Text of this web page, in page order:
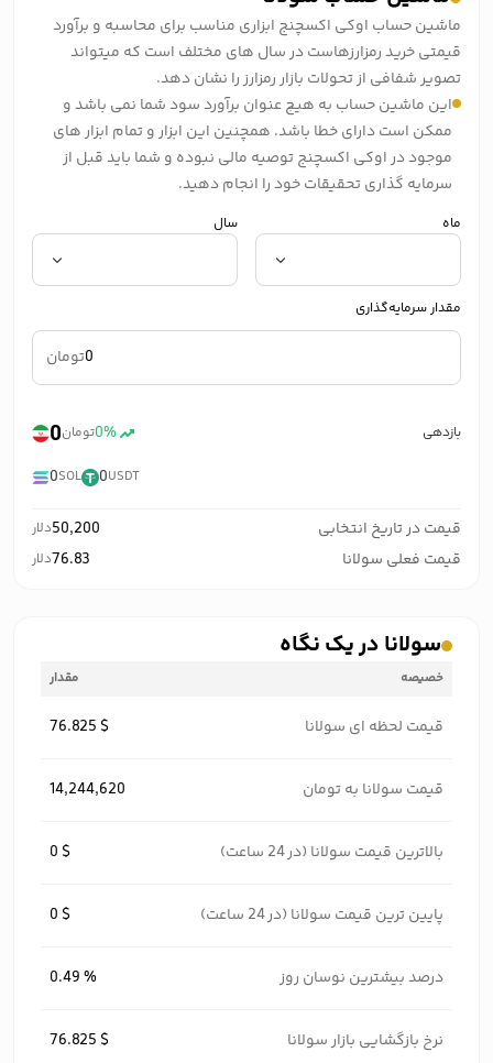
ماشین حساب اوکی اکسچنج ابزاری مناسب برای محاسبه و برآورد
قیمتی خرید رمزارزهاست در سال های مختلف است که میتواند
تصویر شفافی از تحولات بازار رمزارز را نشان دهد.
این ماشین حساب به هیچ عنوان برآورد سود شما نمی باشد و
ممکن است دارای خطا باشد. همچنین این ابزار و تمام ابزار های
موجود در اوکی اکسچنج توصیه مالی نبوده و شما باید قبل از
سرمایه گذاری تحقیقات خود را انجام دهید.
ماه سال
مقدار سرمایه‌گذاری
تومان
بازدهی 0%تومان0
USDT
0
SOL
0
قیمت در تاریخ انتخابی 50,200دلار
قیمت فعلی سولانا 76.83دلار
سولانا در یک نگاه
خصیصه مقدار
قیمت لحظه ای سولانا 76.825 $
قیمت سولانا به تومان 14,244,620
بالاترین قیمت سولانا (در 24 ساعت) 0 $
پایین ترین قیمت سولانا (در 24 ساعت) 0 $
درصد بیشترین نوسان روز 0.49 %
نرخ بازگشایی بازار سولانا 76.825 $